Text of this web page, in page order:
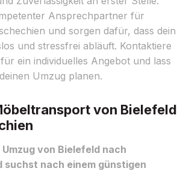
Ansprechpartner für
und sorgen dafür, dass dein
und stressfrei abläuft. Kontaktiere
ein individuelles Angebot und lass
Umzug planen.
von Bielefeld
von Bielefeld nach
suchst nach einem günstigen